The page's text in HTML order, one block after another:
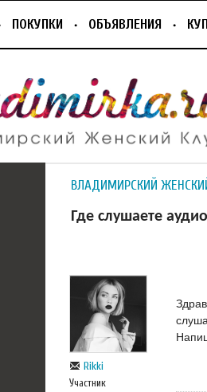
ПОКУПКИ ОБЪЯВЛЕНИЯ
ВЛАДИМИРСКИЙ
Где слушаете
Rikki
Участник